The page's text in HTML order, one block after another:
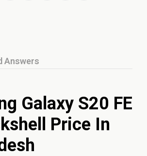
Answers
Galaxy S20 FE
Price In